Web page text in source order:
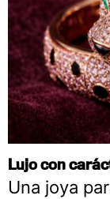
Lujo con
Una joya